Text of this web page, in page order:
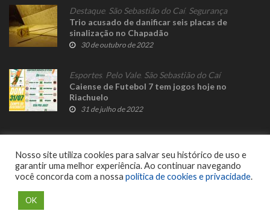
Destaque, São Sebastião do Caí, Segurança
Trio acusado de danificar seis placas de
sinalização no Chapadão
30 de outubro de 2022
Esportes, Pelo Vale, São Sebastião do Caí
Caiense de Futebol 7 tem jogos hoje no
Riachuelo
31 de julho de 2022
Nosso site utiliza cookies para salvar seu histórico de uso e
garantir uma melhor experiência. Ao continuar navegando
você concorda com a nossa política de cookies e privacidade.
OK